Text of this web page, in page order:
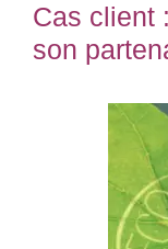
Cas client
son